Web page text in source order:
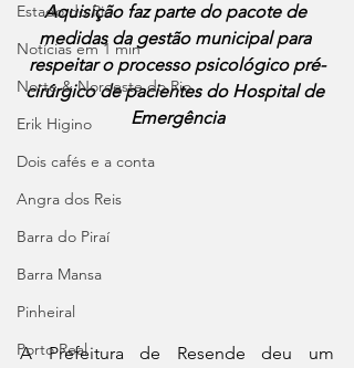
Estado do Rio
Notícias em 1 min
Norte & Noroeste do Rio
Erik Higino
Dois cafés e a conta
Angra dos Reis
Barra do Piraí
Barra Mansa
Pinheiral
Porto Real
Aquisição faz parte do pacote de
medidas da gestão municipal para
respeitar o processo psicológico pré-
cirúrgico de pacientes do Hospital de
Emergência
A Prefeitura de Resende deu um